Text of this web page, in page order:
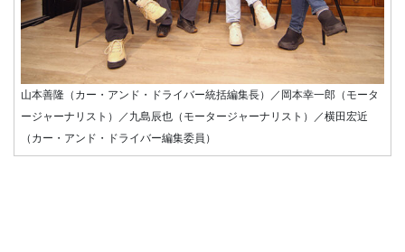
山本善隆（カー・アンド・ドライバー統括編集長）／岡本幸一郎（モータ
ージャーナリスト）／九島辰也（モータージャーナリスト）／横田宏近
（カー・アンド・ドライバー編集委員）